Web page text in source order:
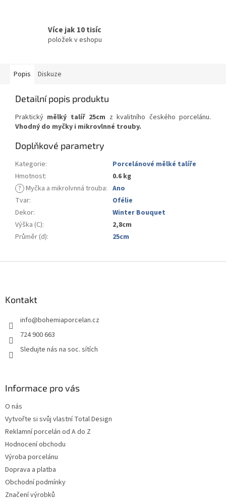
Více jak 10 tisíc
položek v eshopu
Popis Diskuze
Detailní popis produktu
Praktický mělký talíř 25cm z kvalitního českého porcelánu.
Vhodný do myčky i mikrovlnné trouby.
Doplňkové parametry
Kategorie:
Porcelánové mělké talíře
Hmotnost:
0.6 kg
? Myčka a mikrolvnná trouba: Ano
Tvar:
Ofélie
Dekor:
Winter Bouquet
Výška (C):
2,8cm
Průměr (d): 25cm
Kontakt
info@bohemiaporcelan.cz
724 900 663
Sledujte nás na soc. sítích
Informace pro vás
O nás
Vytvořte si svůj vlastní Total Design
Reklamní porcelán od A do Z
Hodnocení obchodu
Výroba porcelánu
Doprava a platba
Obchodní podmínky
Značení výrobků